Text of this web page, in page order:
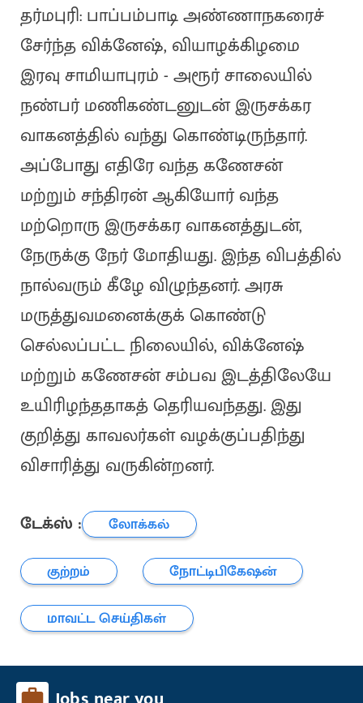
தர்மபுரி: பாப்பம்பாடி அண்ணாநகரைச்
சேர்ந்த விக்னேஷ், வியாழக்கிழமை
இரவு சாமியாபுரம் - அரூர் சாலையில்
நண்பர் மணிகண்டனுடன் இருசக்கர
வாகனத்தில் வந்து கொண்டிருந்தார்.
அப்போது எதிரே வந்த கணேசன்
மற்றும் சந்திரன் ஆகியோர் வந்த
மற்றொரு இருசக்கர வாகனத்துடன்,
நேருக்கு நேர் மோதியது. இந்த விபத்தில்
நால்வரும் கீழே விழுந்தனர். அரசு
மருத்துவமனைக்குக் கொண்டு
செல்லப்பட்ட நிலையில், விக்னேஷ்
மற்றும் கணேசன் சம்பவ இடத்திலேயே
உயிரிழந்ததாகத் தெரியவந்தது. இது
குறித்து காவலர்கள் வழக்குப்பதிந்து
விசாரித்து வருகின்றனர்.
டேக்ஸ் :
லோக்கல்
குற்றம்
நோட்டிபிகேஷன்
மாவட்ட செய்திகள்